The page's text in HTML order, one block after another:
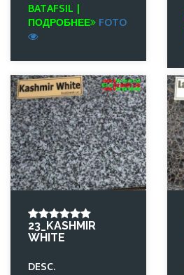
BATAFSIL |
ПОДРОБНЕЕ
FOTO
23_KASHMIR
WHITE
DESC.